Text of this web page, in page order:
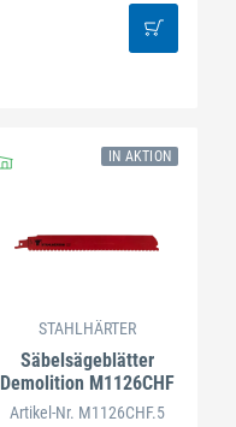
IN AKTION
STAHLHÄRTER
Säbelsägeblätter
Demolition M1126CHF
Artikel-Nr. M1126CHF.5